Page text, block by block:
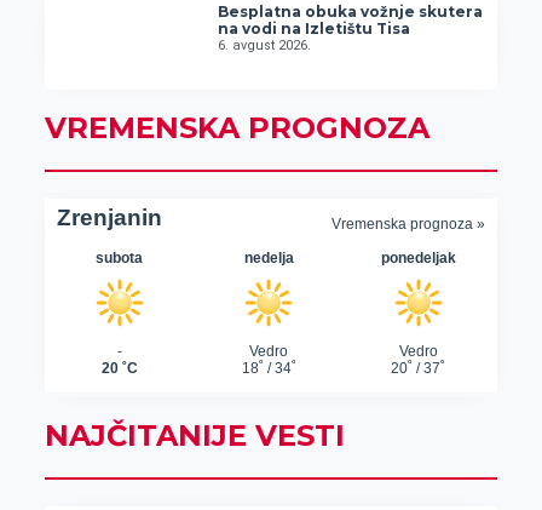
Besplatna obuka vožnje skutera
na vodi na Izletištu Tisa
6. avgust 2026.
VREMENSKA PROGNOZA
NAJČITANIJE VESTI